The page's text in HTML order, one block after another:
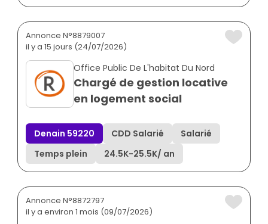
Annonce N°8879007
il y a 15 jours (24/07/2026)
Office Public De L'habitat Du Nord
Chargé de gestion locative
en logement social
Denain 59220 CDD Salarié
Salarié
Temps plein
24.5K-25.5K/ an
Annonce N°8872797
il y a environ 1 mois (09/07/2026)